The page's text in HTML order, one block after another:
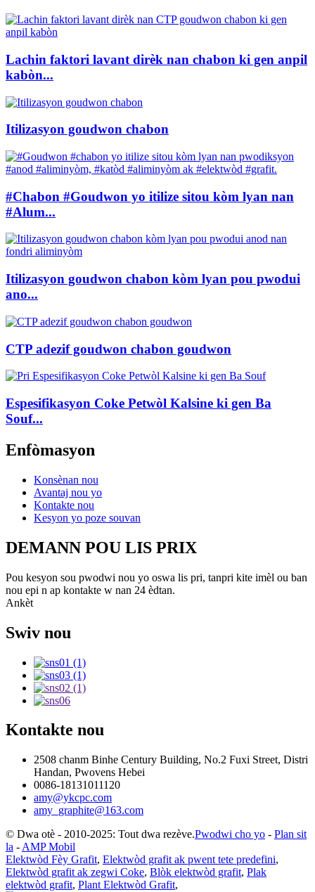
Lachin faktori lavant dirèk nan chabon ki gen anpil
kabòn...
Itilizasyon goudwon ​​chabon
#Chabon #Goudwon ​​yo itilize sitou kòm lyan nan
#Alum...
Itilizasyon goudwon ​​chabon kòm lyan pou pwodui
ano...
CTP adezif goudwon ​​chabon goudwon
Espesifikasyon Coke Petwòl Kalsine ki gen Ba
Souf...
Enfòmasyon
Konsènan nou
Avantaj nou yo
Kontakte nou
Kesyon yo poze souvan
DEMANN POU LIS PRIX
Pou kesyon sou pwodwi nou yo oswa lis pri, tanpri kite imèl ou ban
nou epi n ap kontakte w nan 24 èdtan.
Ankèt
Swiv nou
Kontakte nou
2508 chanm Binhe Century Building, No.2 Fuxi Street, Distri
Handan, Pwovens Hebei
0086-18131011120
amy@ykcpc.com
amy_graphite@163.com
© Dwa otè - 2010-2025: Tout dwa rezève.Pwodwi cho yo - Plan sit
la - AMP Mobil
Elektwòd Fèy Grafit, Elektwòd grafit ak pwent tete predefini,
Elektwòd grafit ak zegwi Coke, Blòk elektwòd grafit, Plak
elektwòd grafit, Plant Elektwòd Grafit,